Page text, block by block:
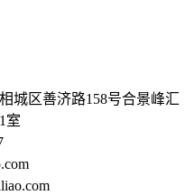
城区善济路158号合景峰汇
室